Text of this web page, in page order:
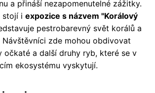
a přináší nezapomenutelné zážitky.
stojí i expozice s názvem "Korálový
pestrobarevný svět korálů a
zde mohou obdivovat
očkaté a další druhy ryb, které se v
ekosystému vyskytují.